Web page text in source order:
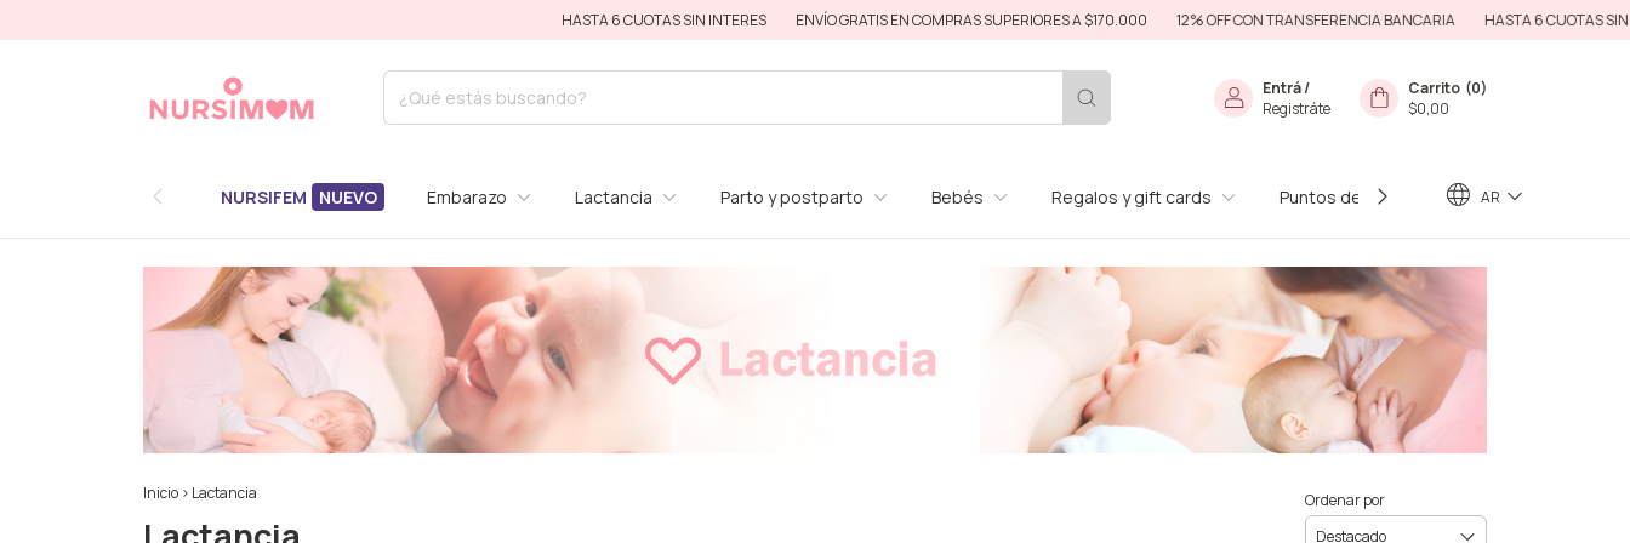
HASTA 6 CUOTAS SIN INTERES ENVÍO GRATIS EN COMPRAS SUPERIORES A $170.000 12% OFF CON TRANSFERENCIA BANCARIA HASTA 6 CUOTAS SIN INTERES
Entrá/
Registráte
Carrito (0)
$0,00
NURSIFEM Embarazo Lactancia Parto y postparto Bebés Regalos y gift cards Puntos de Venta Preguntas
AR
Inicio > Lactancia Ordenar por